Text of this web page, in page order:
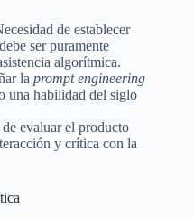
de establecer
ser puramente
algorítmica.
la prompt engineering
una habilidad del siglo
de evaluar el producto
y crítica con la